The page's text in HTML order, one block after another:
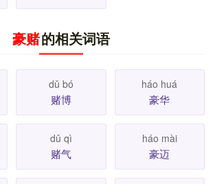
豪赌的相关词语
dǔ bó
赌博
háo huá
豪华
dǔ qì
赌气
háo mài
豪迈